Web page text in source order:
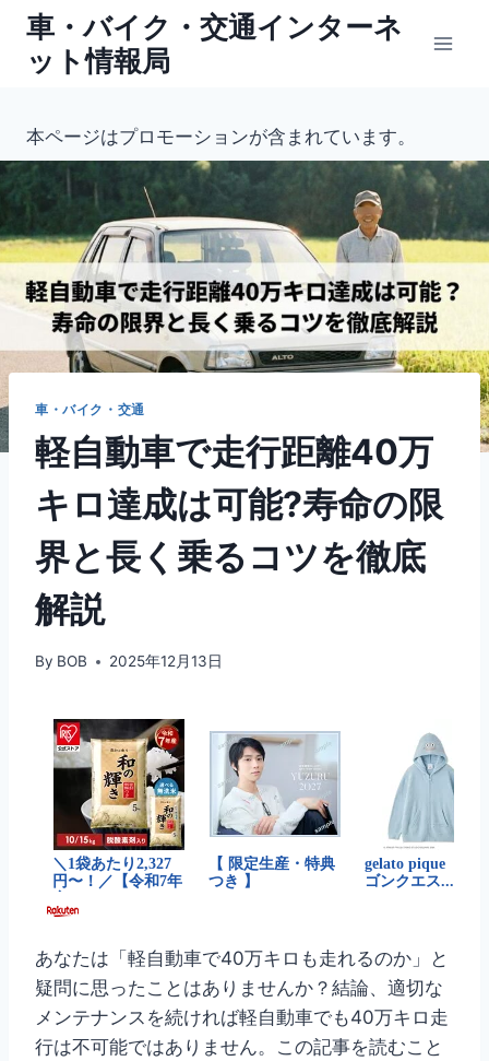
ッ
プ
車・バイク・交通インターネ
ット情報局
本ページはプロモーションが含まれています。
車・バイク・交通
軽自動車で走行距離40万
キロ達成は可能?寿命の限
界と長く乗るコツを徹底
解説
By BOB 2025年12月13日
あなたは「軽自動車で40万キロも走れるのか」と
疑問に思ったことはありませんか？結論、適切な
メンテナンスを続ければ軽自動車でも40万キロ走
行は不可能ではありません。この記事を読むこと